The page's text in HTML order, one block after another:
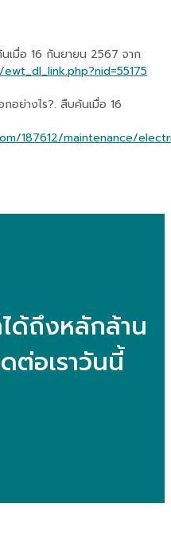
เมื่อ 16 กันยายน 2567 จาก
อย่างไร?. สืบค้นเมื่อ 16
187612/maintenance/
ด้ถึงหลักล้าน
ต่อเราวันนี้